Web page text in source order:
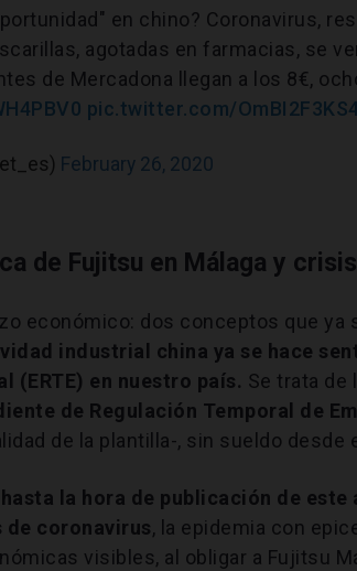
en chino? Coronavirus,
agotadas en farmacias, se
de Mercadona llegan a los 8€,
pic.twitter.com/OmBI2F3KS4
February 26, 2020
de Fujitsu en Málaga y
económico: dos conceptos que ya
industrial china ya se hace
(ERTE) en nuestro país. Se trata de
de Regulación Temporal de
de la plantilla-, sin sueldo desde
la hora de publicación de
coronavirus, la epidemia con
visibles, al obligar a Fujitsu